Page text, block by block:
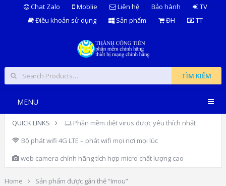
Chat Zalo Moblie Liên hệ Bảo hành
TV
Điều khoản sử dụng
Sản phẩm ĐH TT
TÌM KIẾM
MENU
QUICK LINKS
Phần mềm diệt virus được yêu thích nhất
Bộ phát wifi 4G LTE – phát wifi mọi nơi mọi lúc
web camera chính hãng tích hợp micro chất lượng cao
Home Sản phẩm được gắn thẻ “Imou”